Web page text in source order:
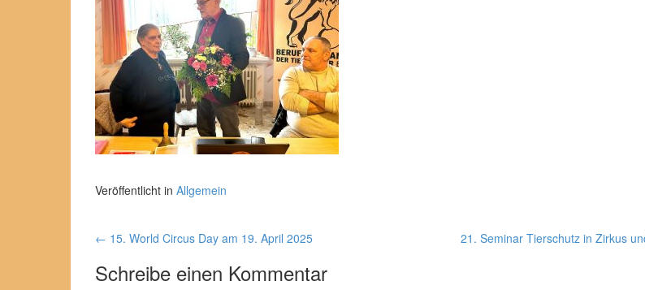
Veröffentlicht in Allgemein
Artikel-Navigation
← 15. World Circus Day am 19. April 2025 21. Seminar Tierschutz in Zirkus
Schreibe einen Kommentar